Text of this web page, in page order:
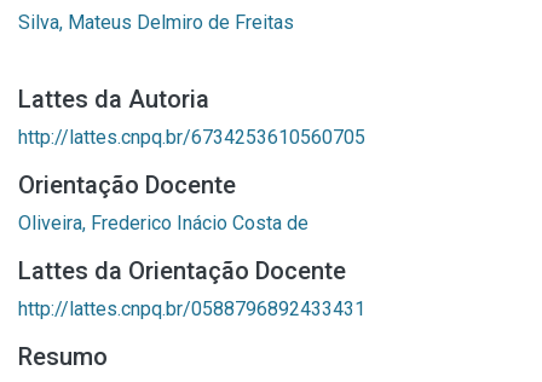
Silva, Mateus Delmiro de Freitas
Lattes da Autoria
http://lattes.cnpq.br/6734253610560705
Orientação Docente
Oliveira, Frederico Inácio Costa de
Lattes da Orientação Docente
http://lattes.cnpq.br/0588796892433431
Resumo